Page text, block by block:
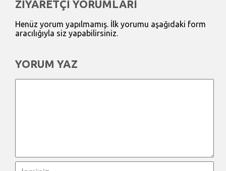
ZİYARETÇİ YORUMLARI
Henüz yorum yapılmamış. İlk yorumu aşağıdaki form
aracılığıyla siz yapabilirsiniz.
YORUM YAZ